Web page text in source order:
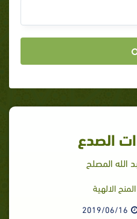
الصدع
الله المصلح
المنح الالهية
2019/06/16